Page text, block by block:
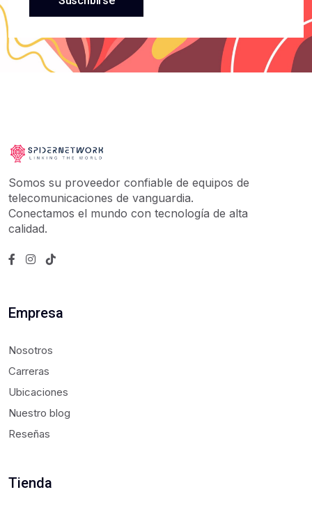
Somos su proveedor confiable de equipos de
telecomunicaciones de vanguardia.
Conectamos el mundo con tecnología de alta
calidad.
Empresa
Nosotros
Carreras
Ubicaciones
Nuestro blog
Reseñas
Tienda